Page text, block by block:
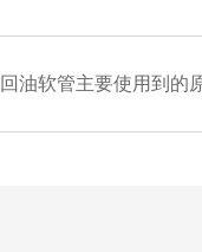
回油软管主要使用到的